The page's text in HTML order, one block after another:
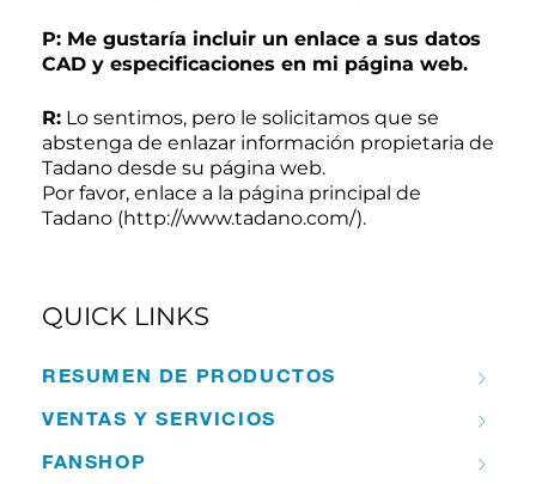
P: Me gustaría incluir un enlace a sus datos
CAD y especificaciones en mi página web.
R: Lo sentimos, pero le solicitamos que se
abstenga de enlazar información propietaria de
Tadano desde su página web.
Por favor, enlace a la página principal de
Tadano (http://www.tadano.com/).
QUICK LINKS
RESUMEN DE PRODUCTOS
VENTAS Y SERVICIOS
FANSHOP